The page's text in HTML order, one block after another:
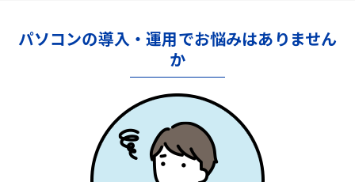
パソコンの導入・運用でお悩みはありません
か